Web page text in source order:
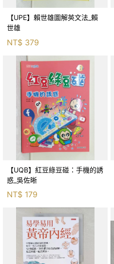
【UPE】賴世雄圖解英文法_賴
世雄
NT$ 379
【UQB】紅豆綠豆碰：手機的誘
惑_吳佐晰
NT$ 179